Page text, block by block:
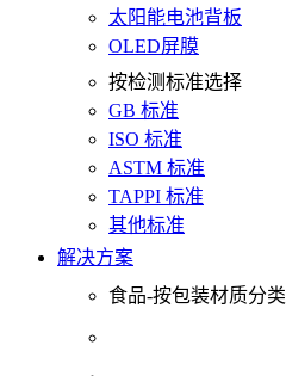
太阳能电池背板
OLED屏膜
按检测标准选择
GB 标准
ISO 标准
ASTM 标准
TAPPI 标准
其他标准
解决方案
食品-按包装材质分类